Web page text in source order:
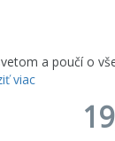
repertoári
a poučí o
viac